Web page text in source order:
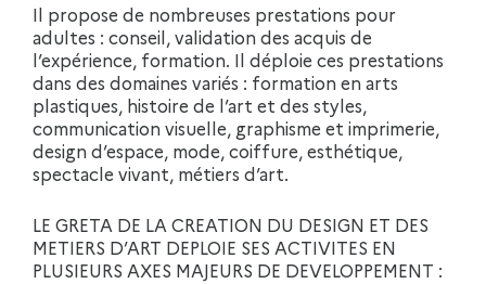
Il propose de nombreuses prestations pour
adultes : conseil, validation des acquis de
l’expérience, formation. Il déploie ces prestations
dans des domaines variés : formation en arts
plastiques, histoire de l’art et des styles,
communication visuelle, graphisme et imprimerie,
design d’espace, mode, coiffure, esthétique,
spectacle vivant, métiers d’art.
LE GRETA DE LA CREATION DU DESIGN ET DES
METIERS D’ART DEPLOIE SES ACTIVITES EN
PLUSIEURS AXES MAJEURS DE DEVELOPPEMENT :